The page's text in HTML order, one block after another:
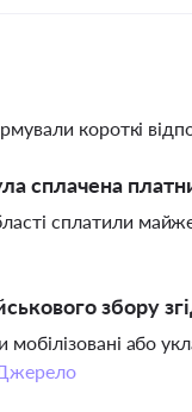
короткі
сплачена
сплатили
збору
мобілізовані або